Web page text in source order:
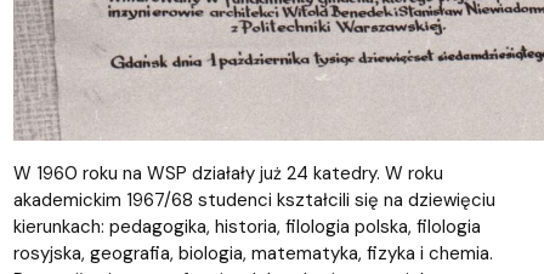
W 1960 roku na WSP działały już 24 katedry. W roku
akademickim 1967/68 studenci kształcili się na dziewięciu
kierunkach: pedagogika, historia, filologia polska, filologia
rosyjska, geografia, biologia, matematyka, fizyka i chemia.